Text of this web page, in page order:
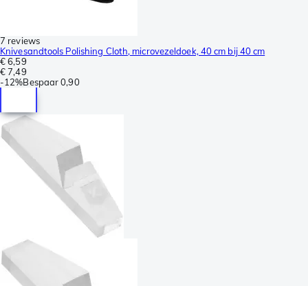
7 reviews
Knivesandtools Polishing Cloth, microvezeldoek, 40 cm bij 40 cm
€ 6,59
€ 7,49
-12%Bespaar 0,90